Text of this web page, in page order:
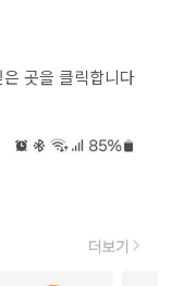
곳을 클릭합니다